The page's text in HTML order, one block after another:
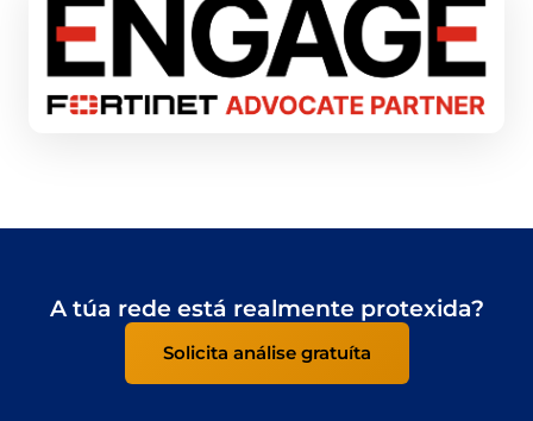
A túa rede está realmente protexida?
Solicita análise gratuíta